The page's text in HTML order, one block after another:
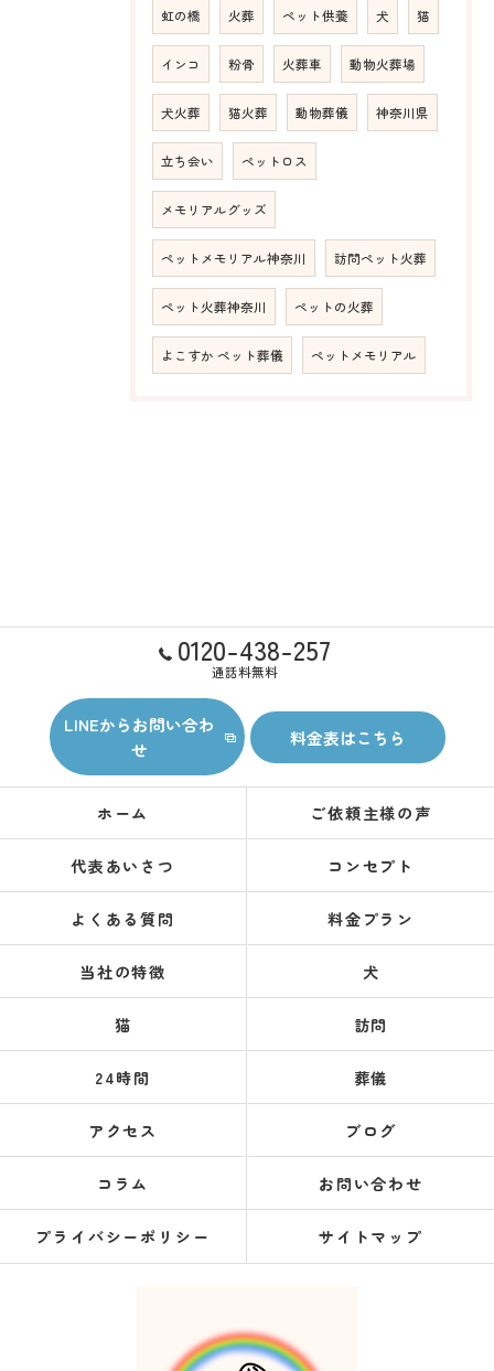
虹の橋 火葬 ペット供養 犬 猫
インコ 粉骨 火葬車 動物火葬場
犬火葬 猫火葬 動物葬儀 神奈川県
立ち会い ペットロス
メモリアルグッズ
ペットメモリアル神奈川 訪問ペット火葬
ペット火葬神奈川 ペットの火葬
よこすか ペット葬儀 ペットメモリアル
0120-438-257
通話料無料
LINEからお問い合わ
せ
料金表はこちら
ホーム ご依頼主様の声
代表あいさつ コンセプト
よくある質問 料金プラン
当社の特徴 犬
猫 訪問
24時間 葬儀
アクセス ブログ
コラム お問い合わせ
プライバシーポリシー サイトマップ